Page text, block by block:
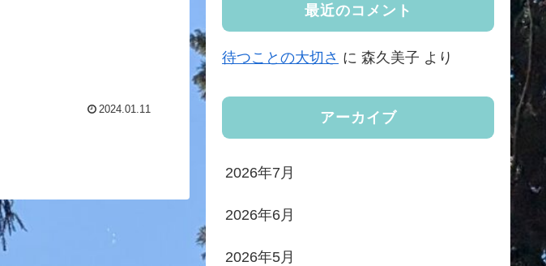
2024.01.11
最近のコメント
待つことの大切さ に 森久美子 より
アーカイブ
2026年7月
2026年6月
2026年5月